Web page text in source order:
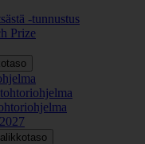
-tunnustus
Prize